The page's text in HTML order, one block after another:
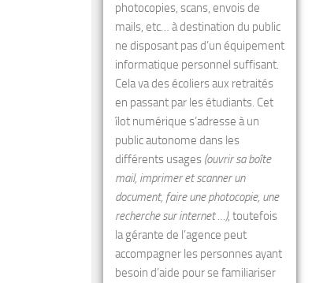
photocopies, scans, envois de
mails, etc… à destination du public
ne disposant pas d’un équipement
informatique personnel suffisant.
Cela va des écoliers aux retraités
en passant par les étudiants. Cet
îlot numérique s’adresse à un
public autonome dans les
différents usages (ouvrir sa boîte
mail, imprimer et scanner un
document, faire une photocopie, une
recherche sur internet …), toutefois
la gérante de l’agence peut
accompagner les personnes ayant
besoin d’aide pour se familiariser